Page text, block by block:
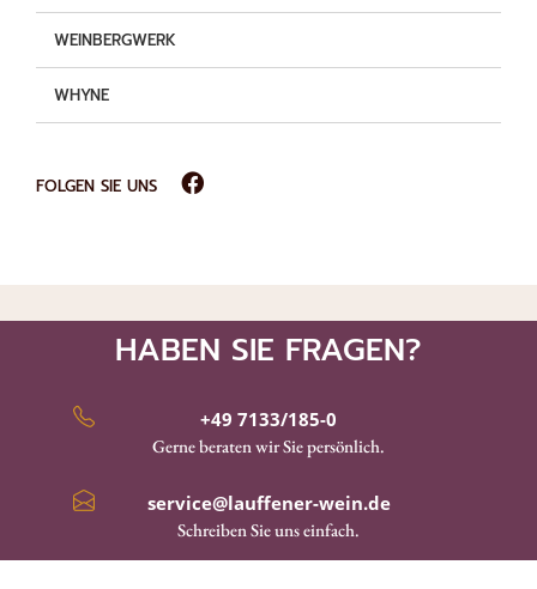
WEINBERGWERK
WHYNE
FOLGEN SIE UNS
HABEN SIE FRAGEN?
+49 7133/185-0
Gerne beraten wir Sie persönlich.
service@lauffener-wein.de
Schreiben Sie uns einfach.